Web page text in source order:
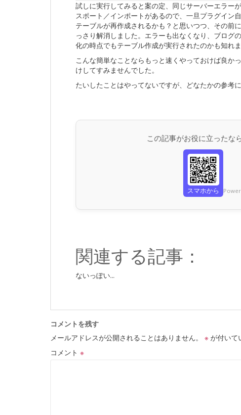
試しに実行してみると案の定、同じサーバーエラー
スポート／インポートがあるので、一旦プラグイン
テーブルが再作成されるかも？と思いつつ、その前
っさり解消しました。エラーも出なくなり、ブログ
化の時点でもテーブル作成が実行されたのかも知れま
こんな簡単なことならもっと速くやっておけば良か
けしてすみませんでした。
たいしたことはやってないですが、どなたかの参考
この記事がお役に立ったな
スマホから
関連する記事：
ないっぽい...
コメントを残す
メールアドレスが公開されることはありません。
※ が付いて
コメント ※